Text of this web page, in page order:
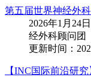
第五届世界神经外
2026年1月24
经外科顾问团
更新时间：
【INC国际前沿研